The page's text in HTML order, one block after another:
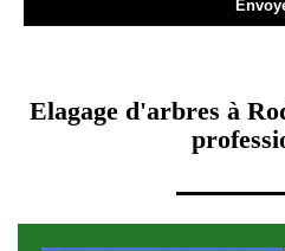
Elagage d'arbres à